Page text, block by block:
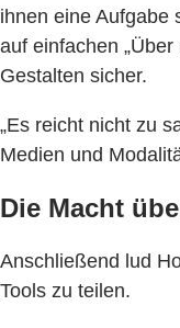
ihnen eine Aufgabe
auf einfachen
Gestalten sicher.
„Es reicht nicht zu
Medien und
Die Macht
Anschließend lud
Tools zu teilen.